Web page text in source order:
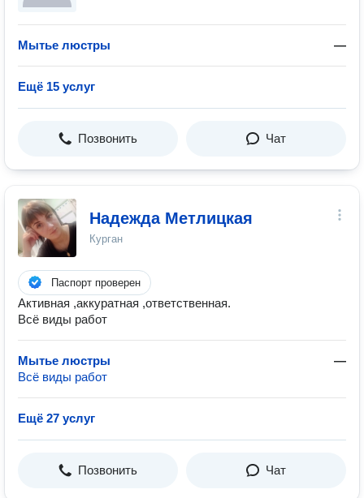
Мытье люстры —
Ещё 15 услуг
Позвонить Чат
Надежда Метлицкая
Курган
Паспорт проверен
Активная ,аккуратная ,ответственная.
Всё виды работ
Мытье люстры
—
Всё виды работ
Ещё 27 услуг
Позвонить Чат